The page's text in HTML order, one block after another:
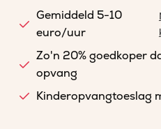
Gemiddeld 5-10
euro/uur
Zo'n 20% goedkoper
opvang
Kinderopvangtoeslag